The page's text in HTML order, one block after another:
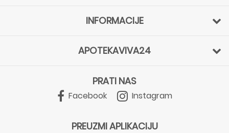
INFORMACIJE
APOTEKAVIVA24
PRATI NAS
Facebook Instagram
PREUZMI APLIKACIJU